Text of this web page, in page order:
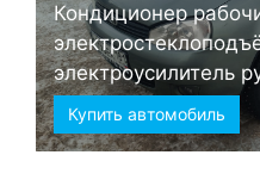
Кондиционер
электроусилитель
Купить автомобиль